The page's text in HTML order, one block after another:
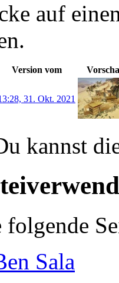
auf
Version vom
31. Okt. 2021
kannst
folgende
Sala